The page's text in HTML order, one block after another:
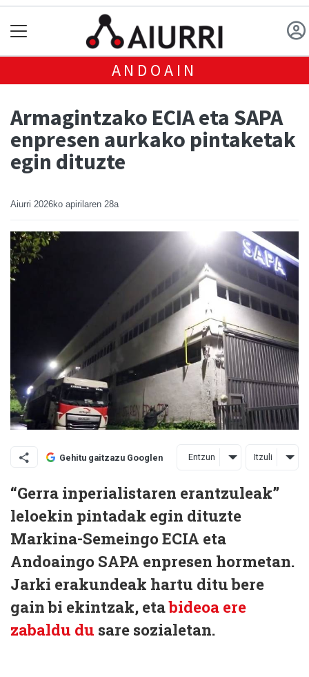
ANDOAIN
Armagintzako ECIA eta SAPA
enpresen aurkako pintaketak
egin dituzte
Aiurri 2026ko apirilaren 28a
Gehitu gaitzazu Googlen Entzun Itzuli
“Gerra inperialistaren erantzuleak”
leloekin pintadak egin dituzte
Markina-Semeingo ECIA eta
Andoaingo SAPA enpresen hormetan.
Jarki erakundeak hartu ditu bere
gain bi ekintzak, etabideoa ere
zabaldu du sare sozialetan.